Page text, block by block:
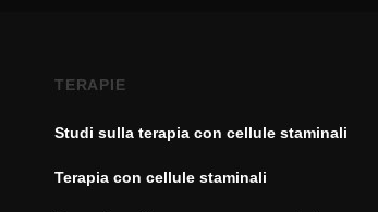
TERAPIE
Studi sulla terapia con cellule staminali
Terapia con cellule staminali